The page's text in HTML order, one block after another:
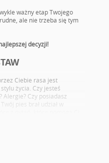
ważny etap Twojego
ale nie trzeba się tym
decyzji!
Ciebie rasa jest
życia. Czy jesteś
Alergie? Czy posiadasz
pies brał udział w
problemami zdrowotnymi